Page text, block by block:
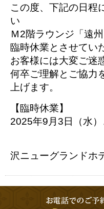
この度、下記の日程
い
Ｍ2階ラウンジ「遠
臨時休業とさせてい
お客様には大変ご迷
何卒ご理解とご協力
上げます。
【臨時休業】
2025年9月3日（水
沢ニューグランドホ